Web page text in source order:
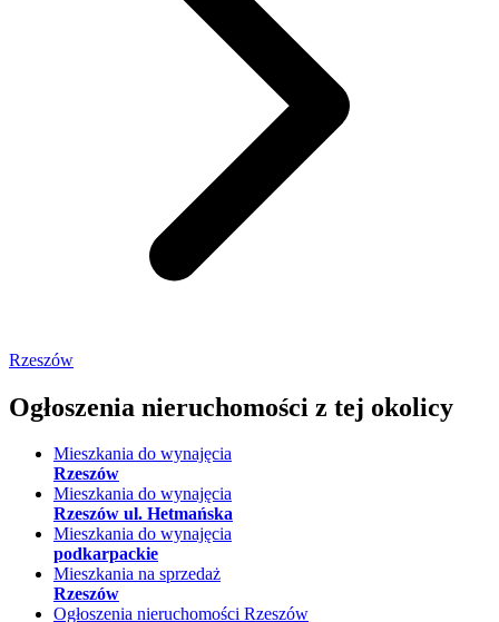
Rzeszów
Ogłoszenia nieruchomości z tej okolicy
Mieszkania do wynajęcia
Rzeszów
Mieszkania do wynajęcia
Rzeszów ul. Hetmańska
Mieszkania do wynajęcia
podkarpackie
Mieszkania na sprzedaż
Rzeszów
Ogłoszenia nieruchomości Rzeszów